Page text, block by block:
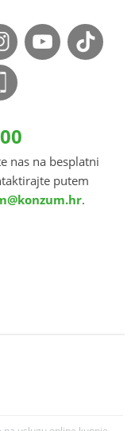
nas na besplatni
putem
.